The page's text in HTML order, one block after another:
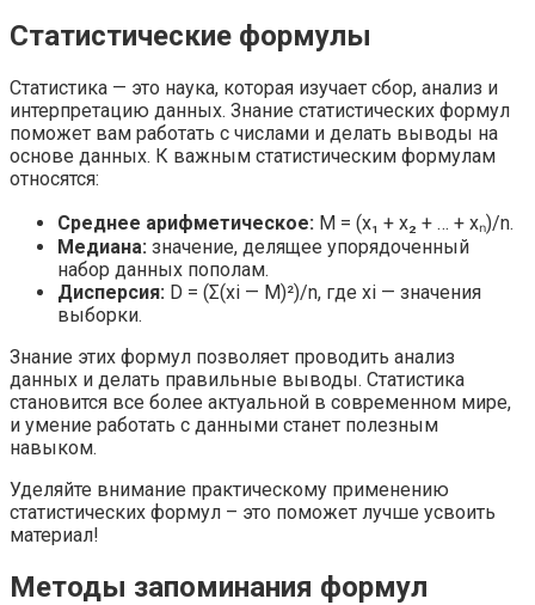
Статистические формулы
Статистика — это наука, которая изучает сбор, анализ и
интерпретацию данных. Знание статистических формул
поможет вам работать с числами и делать выводы на
основе данных. К важным статистическим формулам
относятся:
Среднее арифметическое: M = (x₁ + x₂ + … + xₙ)/n.
Медиана: значение, делящее упорядоченный
набор данных пополам.
Дисперсия: D = (Σ(xi — M)²)/n, где xi — значения
выборки.
Знание этих формул позволяет проводить анализ
данных и делать правильные выводы. Статистика
становится все более актуальной в современном мире,
и умение работать с данными станет полезным
навыком.
Уделяйте внимание практическому применению
статистических формул – это поможет лучше усвоить
материал!
Методы запоминания формул